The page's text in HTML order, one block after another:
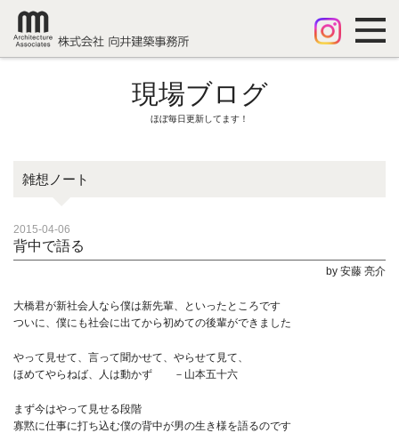
現場ブログ
ほぼ毎日更新してます！
雑想ノート
2015-04-06
背中で語る
by 安藤 亮介
大橋君が新社会人なら僕は新先輩、といったところです
ついに、僕にも社会に出てから初めての後輩ができました
やって見せて、言って聞かせて、やらせて見て、
ほめてやらねば、人は動かず －山本五十六
まず今はやって見せる段階
寡黙に仕事に打ち込む僕の背中が男の生き様を語るのです